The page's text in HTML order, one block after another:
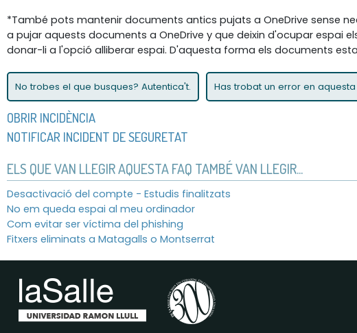
*També pots mantenir documents antics pujats a OneDrive sense
a pujar aquests documents a OneDrive y que deixin d'ocupar espai
donar-li a l'opció alliberar espai. D'aquesta forma els documents
No trobes el que busques? Autentica't. Has trobat un error en
OBRIR INCIDÈNCIA
NOTIFICAR INCIDENT DE SEGURETAT
ELS QUE VAN LLEGIR AQUESTA FAQ TAMBÉ VAN LLEGIR...
Desactivació del compte - Estudis finalitzats
No em queda espai al meu ordinador
Com evitar ser víctima del phishing
Fitxers eliminats a Matagalls o Montserrat